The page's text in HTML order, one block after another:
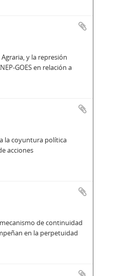
y la represión
GOES en relación a
la coyuntura política
acciones
de continuidad
en la perpetuidad